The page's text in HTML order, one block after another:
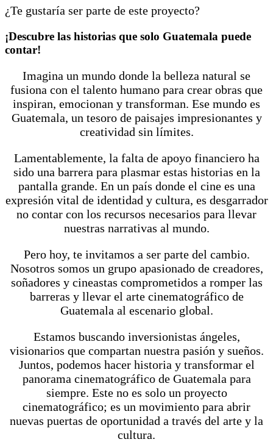
¿Te gustaría ser parte de este proyecto?
¡Descubre las historias que solo Guatemala puede
contar!
Imagina un mundo donde la belleza natural se
fusiona con el talento humano para crear obras que
inspiran, emocionan y transforman. Ese mundo es
Guatemala, un tesoro de paisajes impresionantes y
creatividad sin límites.
Lamentablemente, la falta de apoyo financiero ha
sido una barrera para plasmar estas historias en la
pantalla grande. En un país donde el cine es una
expresión vital de identidad y cultura, es desgarrador
no contar con los recursos necesarios para llevar
nuestras narrativas al mundo.
Pero hoy, te invitamos a ser parte del cambio.
Nosotros somos un grupo apasionado de creadores,
soñadores y cineastas comprometidos a romper las
barreras y llevar el arte cinematográfico de
Guatemala al escenario global.
Estamos buscando inversionistas ángeles,
visionarios que compartan nuestra pasión y sueños.
Juntos, podemos hacer historia y transformar el
panorama cinematográfico de Guatemala para
siempre. Este no es solo un proyecto
cinematográfico; es un movimiento para abrir
nuevas puertas de oportunidad a través del arte y la
cultura.